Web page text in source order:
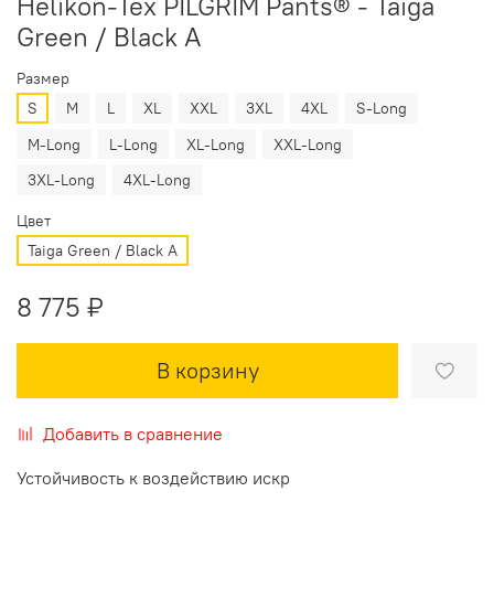
Green / Black A
Размер
S
M L XL XXL 3XL 4XL
S-Long
M-Long
L-Long XL-Long
XXL-Long
3XL-Long
4XL-Long
Цвет
Taiga Green / Black A
8 775 ₽
В корзину
Добавить в сравнение
Устойчивость к воздействию искр